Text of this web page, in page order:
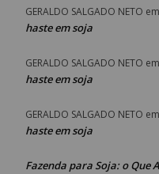
GERALDO SALGADO NETO em
haste em soja
GERALDO SALGADO NETO em
haste em soja
GERALDO SALGADO NETO em
haste em soja
Fazenda para Soja: o Que